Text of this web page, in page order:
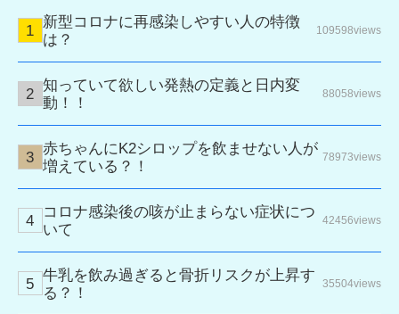
新型コロナに再感染しやすい人の特徴
は？
109598views
知っていて欲しい発熱の定義と日内変
動！！
88058views
赤ちゃんにK2シロップを飲ませない人が
増えている？！
78973views
コロナ感染後の咳が止まらない症状につ
いて
42456views
牛乳を飲み過ぎると骨折リスクが上昇す
る？！
35504views